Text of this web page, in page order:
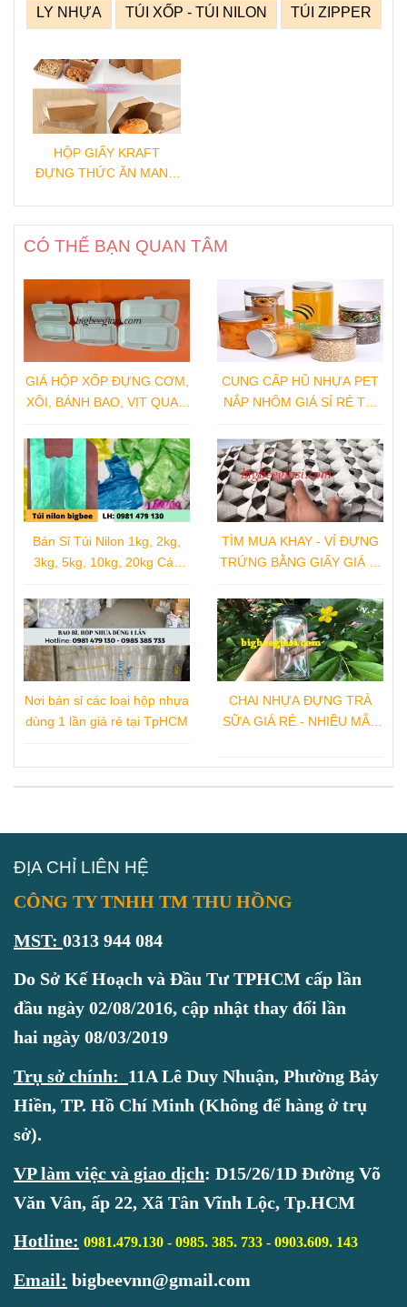
LY NHỰA TÚI XỐP - TÚI NILON TÚI ZIPPER
HỘP GIẤY KRAFT
ĐỰNG THỨC ĂN MANG
CÓ THỂ BẠN QUAN TÂM
GIÁ HỘP XỐP ĐỰNG CƠM,
XÔI, BÁNH BAO, VỊT QUAY,
XUẤT
CUNG CẤP HŨ NHỰA PET
NẮP NHÔM GIÁ SỈ RẺ TẠI
Bán Sỉ Túi Nilon 1kg, 2kg,
3kg, 5kg, 10kg, 20kg Các
TÌM MUA KHAY - VỈ ĐỰNG
TRỨNG BẰNG GIẤY GIÁ SỈ
Nơi bán sỉ các loại hộp nhựa
dùng 1 lần giá rẻ tại TpHCM
CHAI NHỰA ĐỰNG TRÀ
SỮA GIÁ RẺ - NHIỀU MẪU
ĐỊA CHỈ LIÊN HỆ
CÔNG TY TNHH TM THU HỒNG
MST: 0313 944 084
Do Sở Kế Hoạch và Đầu Tư TPHCM cấp lần
đầu ngày 02/08/2016, cập nhật thay đổi lần
hai ngày 08/03/2019
Trụ sở chính: 11A Lê Duy Nhuận, Phường Bảy
Hiền, TP. Hồ Chí Minh (Không để hàng ở trụ
sở).
VP làm việc và giao dịch: D15/26/1D Đường Võ
Văn Vân, ấp 22, Xã Tân Vĩnh Lộc, Tp.HCM
Hotline: 0981.479.130 - 0985. 385. 733 - 0903.609. 143
Email: bigbeevnn@gmail.com